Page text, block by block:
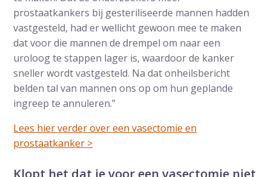
prostaatkankers bij gesteriliseerde mannen hadden
vastgesteld, had er wellicht gewoon mee te maken
dat voor die mannen de drempel om naar een
uroloog te stappen lager is, waardoor de kanker
sneller wordt vastgesteld. Na dat onheilsbericht
belden tal van mannen ons op om hun geplande
ingreep te annuleren.”
Lees hier verder over een vasectomie en
prostaatkanker >